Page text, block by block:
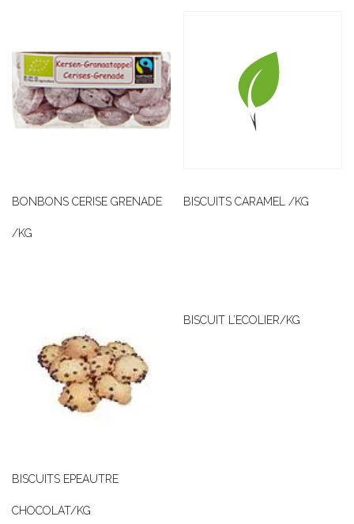
BONBONS CERISE GRENADE
/KG
BISCUITS CARAMEL /KG
BISCUITS EPEAUTRE
CHOCOLAT/KG
BISCUIT L’ECOLIER/KG